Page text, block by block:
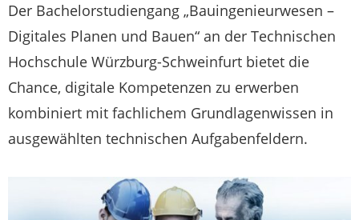
Der Bachelorstudiengang „Bauingenieurwesen –
Digitales Planen und Bauen“ an der Technischen
Hochschule Würzburg-Schweinfurt bietet die
Chance, digitale Kompetenzen zu erwerben
kombiniert mit fachlichem Grundlagenwissen in
ausgewählten technischen Aufgabenfeldern.